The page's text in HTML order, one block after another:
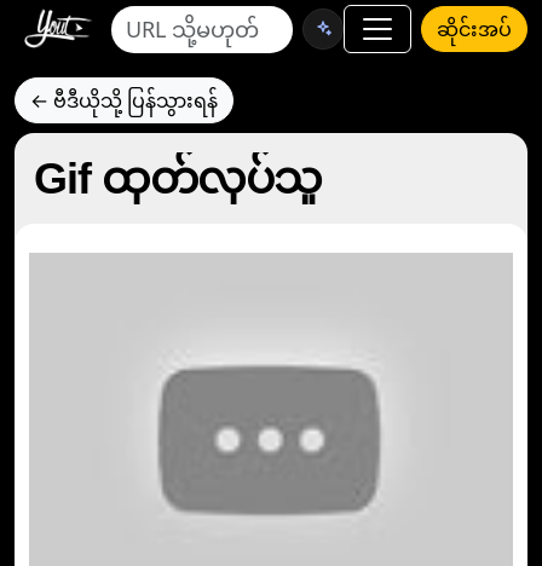
ဆိုင်းအပ်
← ဗီဒီယိုသို့ ပြန်သွားရန်
Gif ထုတ်လုပ်သူ